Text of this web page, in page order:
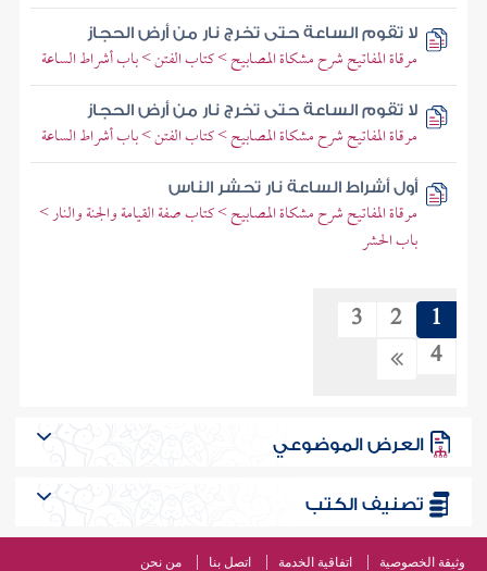
لا تقوم الساعة حتى تخرج نار من أرض الحجاز
مرقاة المفاتيح شرح مشكاة المصابيح > كتاب الفتن > باب أشراط الساعة
لا تقوم الساعة حتى تخرج نار من أرض الحجاز
مرقاة المفاتيح شرح مشكاة المصابيح > كتاب الفتن > باب أشراط الساعة
أول أشراط الساعة نار تحشر الناس
مرقاة المفاتيح شرح مشكاة المصابيح > كتاب صفة القيامة والجنة والنار >
باب الحشر
1
2
3
4
العرض الموضوعي
تصنيف الكتب
وثيقة الخصوصية اتفاقية الخدمة اتصل بنا من نحن